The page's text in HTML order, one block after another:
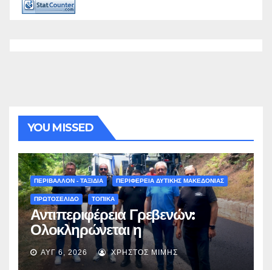
YOU MISSED
ΠΕΡΙΒΑΛΛΟΝ - ΤΑΞΙΔΙΑ ΠΕΡΙΦΕΡΕΙΑ ΔΥΤΙΚΗΣ ΜΑΚΕΔΟΝΙΑΣ
ΠΡΩΤΟΣΕΛΙΔΟ ΤΟΠΙΚΑ
Αντιπεριφέρεια Γρεβενών:
Ολοκληρώνεται η
ασφαλτόστρωση της οδού
Περιβόλι – Αβδέλλα
ΑΥΓ 6, 2026 ΧΡΉΣΤΟΣ ΜΊΜΗΣ